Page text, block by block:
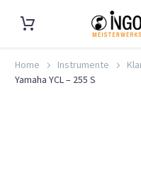
Home Instrumente
Yamaha YCL – 255 S